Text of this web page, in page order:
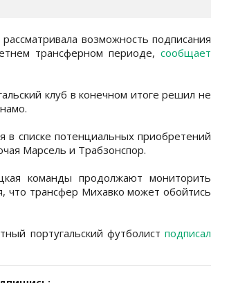
возможность подписания
трансферном периоде, сообщает
клуб в конечном итоге решил не
списке потенциальных приобретений
Марсель и Трабзонспор.
команды продолжают мониторить
что трансфер Михавко может обойтись
португальский футболист подписал